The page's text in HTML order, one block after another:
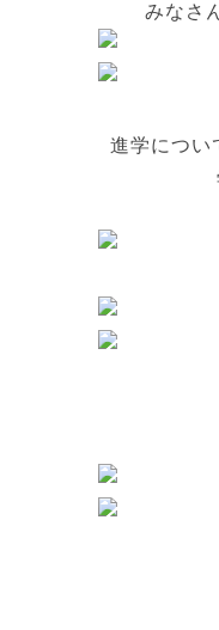
みなさ
進学につい